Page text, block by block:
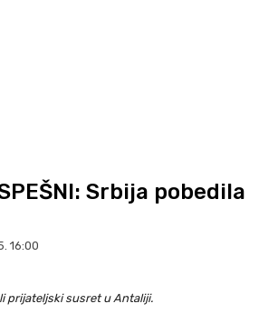
Srbija pobedila
16:00
prijateljski susret u Antaliji.